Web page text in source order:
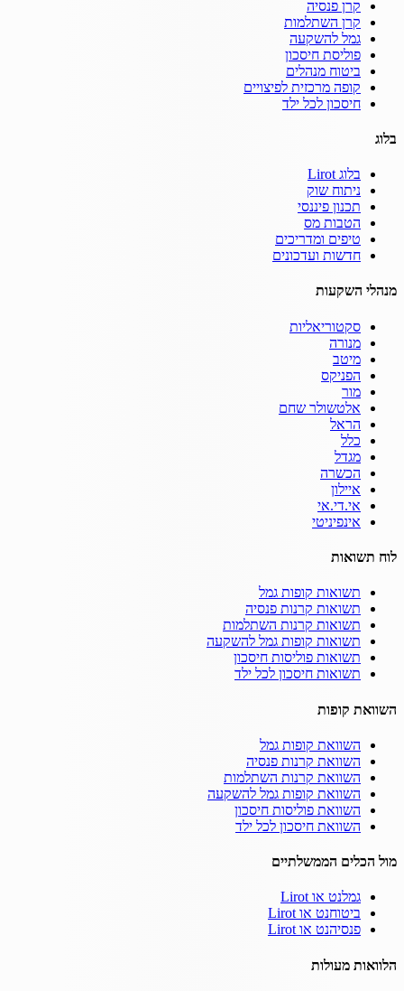
קרן פנסיה
קרן השתלמות
גמל להשקעה
פוליסת חיסכון
ביטוח מנהלים
קופה מרכזית לפיצויים
חיסכון לכל ילד
בלוג
בלוג Lirot
ניתוח שוק
תכנון פיננסי
הטבות מס
טיפים ומדריכים
חדשות ועדכונים
מנהלי השקעות
סקטוריאליות
מנורה
מיטב
הפניקס
מור
אלטשולר שחם
הראל
כלל
מגדל
הכשרה
איילון
אי.די.אי
אינפיניטי
לוח תשואות
תשואות קופות גמל
תשואות קרנות פנסיה
תשואות קרנות השתלמות
תשואות קופות גמל להשקעה
תשואות פוליסות חיסכון
תשואות חיסכון לכל ילד
השוואת קופות
השוואת קופות גמל
השוואת קרנות פנסיה
השוואת קרנות השתלמות
השוואת קופות גמל להשקעה
השוואת פוליסות חיסכון
השוואת חיסכון לכל ילד
מול הכלים הממשלתיים
גמלנט או Lirot
ביטוחנט או Lirot
פנסיהנט או Lirot
הלוואות מעולות